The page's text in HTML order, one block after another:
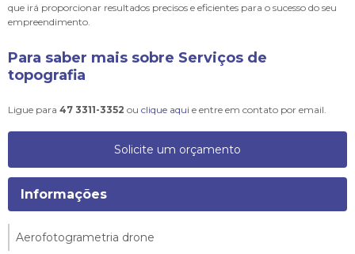
que irá proporcionar resultados precisos e eficientes para o sucesso do seu
empreendimento.
Para saber mais sobre Serviços de
topografia
Ligue para 47 3311-3352 ou clique aqui e entre em contato por email.
Solicite um orçamento
Informações
Aerofotogrametria drone